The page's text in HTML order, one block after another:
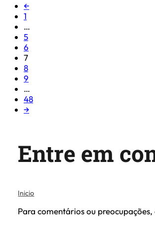
←
1
…
5
6
7
8
9
…
48
→
Entre em
Inicio
Para comentários ou preocupações,